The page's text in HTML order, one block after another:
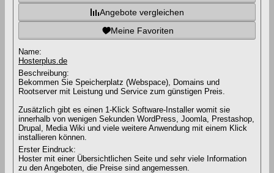
Angebote vergleichen
Meine Favoriten
Name:
Hosterplus.de
Beschreibung:
Bekommen Sie Speicherplatz (Webspace), Domains und
Rootserver mit Leistung und Service zum günstigen Preis.
Zusätzlich gibt es einen 1-Klick Software-Installer womit sie
innerhalb von wenigen Sekunden WordPress, Joomla, Prestashop,
Drupal, Media Wiki und viele weitere Anwendung mit einem Klick
installieren können.
Erster Eindruck:
Hoster mit einer Übersichtlichen Seite und sehr viele Information
zu den Angeboten, die Preise sind angemessen.